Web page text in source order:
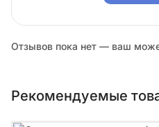
Отзывов пока нет — ваш
Рекомендуемые